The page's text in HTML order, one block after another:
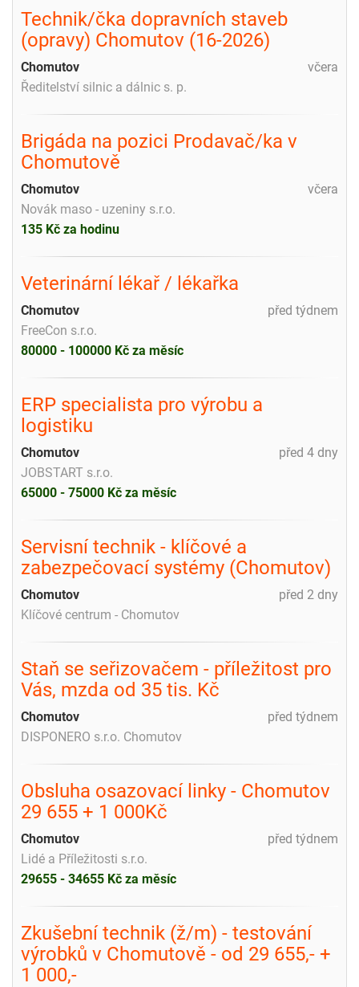
Technik/čka dopravních staveb
(opravy) Chomutov (16-2026)
včera
Chomutov
Ředitelství silnic a dálnic s. p.
Brigáda na pozici Prodavač/ka v
Chomutově
včera
Chomutov
Novák maso - uzeniny s.r.o.
135 Kč za hodinu
Veterinární lékař / lékařka
před týdnem
Chomutov
FreeCon s.r.o.
80000 - 100000 Kč za měsíc
ERP specialista pro výrobu a
logistiku
před 4 dny
Chomutov
JOBSTART s.r.o.
65000 - 75000 Kč za měsíc
Servisní technik - klíčové a
zabezpečovací systémy (Chomutov)
před 2 dny
Chomutov
Klíčové centrum - Chomutov
Staň se seřizovačem - příležitost pro
Vás, mzda od 35 tis. Kč
před týdnem
Chomutov
DISPONERO s.r.o. Chomutov
Obsluha osazovací linky - Chomutov
29 655 + 1 000Kč
před týdnem
Chomutov
Lidé a Příležitosti s.r.o.
29655 - 34655 Kč za měsíc
Zkušební technik (ž/m) - testování
výrobků v Chomutově - od 29 655,- +
1 000,-